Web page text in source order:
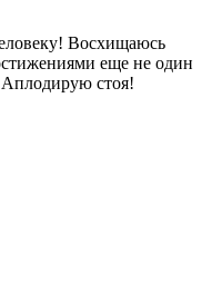
Восхищаюсь
еще не один
стоя!